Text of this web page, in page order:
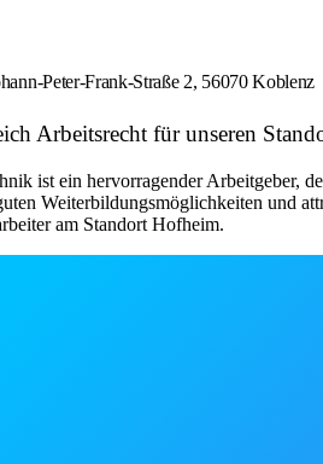
Peter-Frank-Straße 2, 56070 Koblenz
Arbeitsrecht für unseren
ist ein hervorragender Arbeitgeber,
Weiterbildungsmöglichkeiten und
am Standort Hofheim.